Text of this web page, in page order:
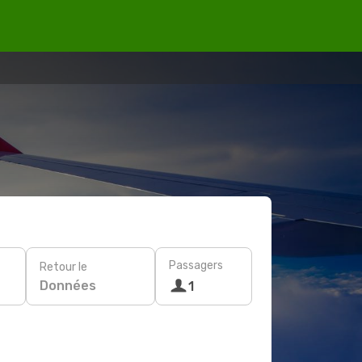
Retour le
Données
Passagers
1